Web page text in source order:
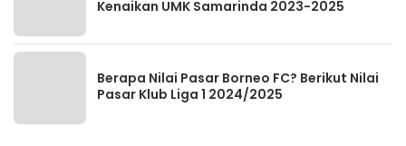
Kenaikan UMK Samarinda 2023-2025
Berapa Nilai Pasar Borneo FC? Berikut Nilai
Pasar Klub Liga 1 2024/2025